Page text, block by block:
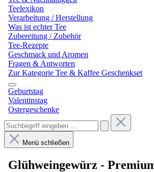
Teelexikon
Verarbeitung / Herstellung
Was ist echter Tee
Zubereitung / Zubehör
Tee-Rezepte
Geschmack und Aromen
Fragen & Antworten
Zur Kategorie Tee & Kaffee Geschenkset
Geburtstag
Valentinstag
Ostergeschenke
Menü schließen
Glühweingewürz -